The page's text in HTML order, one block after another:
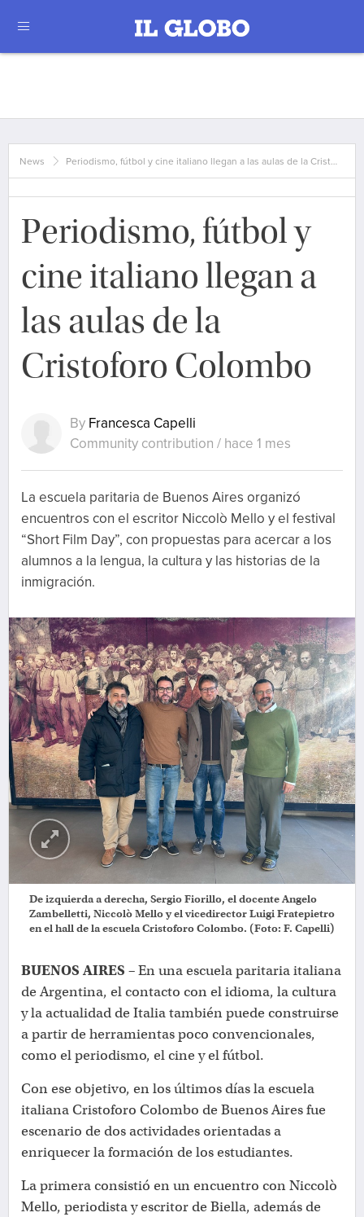
News Periodismo, fútbol y cine italiano llegan a las aulas de la Crist…
Periodismo, fútbol y
cine italiano llegan a
las aulas de la
Cristoforo Colombo
By Francesca Capelli
Community contribution / hace 1 mes
La escuela paritaria de Buenos Aires organizó
encuentros con el escritor Niccolò Mello y el festival
“Short Film Day”, con propuestas para acercar a los
alumnos a la lengua, la cultura y las historias de la
inmigración.
De izquierda a derecha, Sergio Fiorillo, el docente Angelo
Zambelletti, Niccolò Mello y el vicedirector Luigi Fratepietro
en el hall de la escuela Cristoforo Colombo. (Foto: F. Capelli)
BUENOS AIRES –En una escuela paritaria italiana
de Argentina, el contacto con el idioma, la cultura
y la actualidad de Italia también puede construirse
a partir de herramientas poco convencionales,
como el periodismo, el cine y el fútbol.
Con ese objetivo, en los últimos días la escuela
italiana Cristoforo Colombo de Buenos Aires fue
escenario de dos actividades orientadas a
enriquecer la formación de los estudiantes.
La primera consistió en un encuentro con Niccolò
Mello, periodista y escritor de Biella, además de